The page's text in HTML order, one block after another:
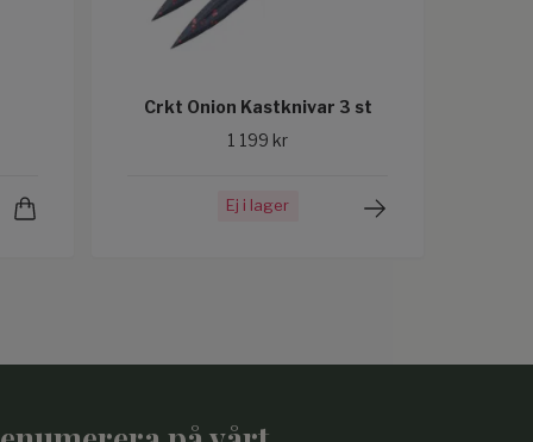
Crkt Onion Kastknivar 3 st
1 199 kr
Ej i lager